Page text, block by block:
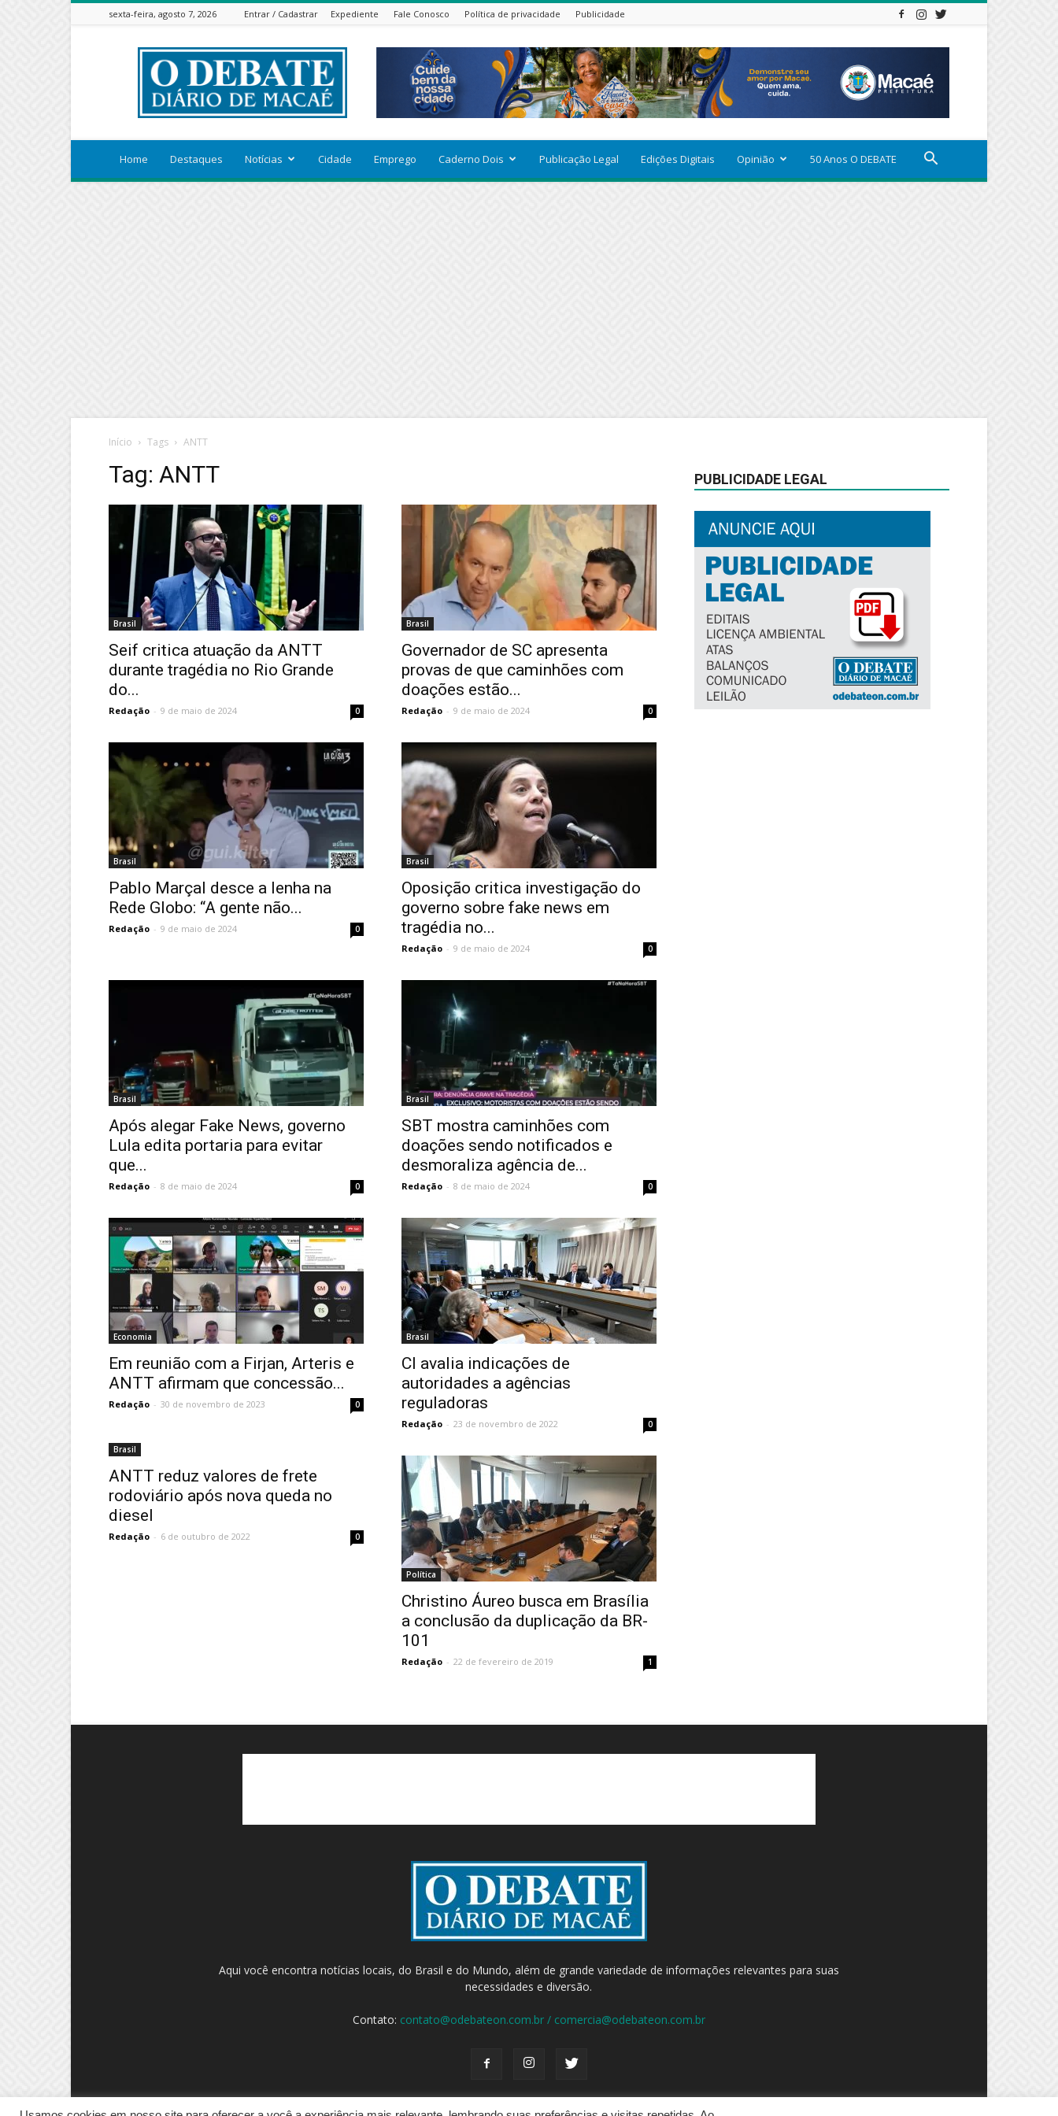
sexta-feira, agosto 7, 2026 Entrar / Cadastrar Expediente Fale Conosco Política de privacidade Publicidade
ODEBATEON
Home Destaques Notícias Cidade Emprego Caderno Dois Publicação Legal Edições Digitais Opinião 50 Anos O DEBATE
Início Tags ANTT
Tag: ANTT
Brasil
Seif critica atuação da ANTT
durante tragédia no Rio Grande
do...
Redação - 9 de maio de 2024 0
Brasil
Governador de SC apresenta
provas de que caminhões com
doações estão...
Redação - 9 de maio de 2024 0
Brasil
Pablo Marçal desce a lenha na
Rede Globo: “A gente não...
Redação - 9 de maio de 2024 0
Brasil
Oposição critica investigação do
governo sobre fake news em
tragédia no...
Redação - 9 de maio de 2024 0
Brasil
Após alegar Fake News, governo
Lula edita portaria para evitar
que...
Redação - 8 de maio de 2024 0
Brasil
SBT mostra caminhões com
doações sendo notificados e
desmoraliza agência de...
Redação - 8 de maio de 2024 0
Economia
Em reunião com a Firjan, Arteris e
ANTT afirmam que concessão...
Redação - 30 de novembro de 2023 0
Brasil
CI avalia indicações de
autoridades a agências
reguladoras
Redação - 23 de novembro de 2022 0
Brasil
ANTT reduz valores de frete
rodoviário após nova queda no
diesel
Redação - 6 de outubro de 2022 0
Política
Christino Áureo busca em Brasília
a conclusão da duplicação da BR-
101
Redação - 22 de fevereiro de 2019 1
PUBLICIDADE LEGAL
Aqui você encontra notícias locais, do Brasil e do Mundo, além de grande variedade de informações relevantes para suas
necessidades e diversão.
Contato: contato@odebateon.com.br / comercia@odebateon.com.br